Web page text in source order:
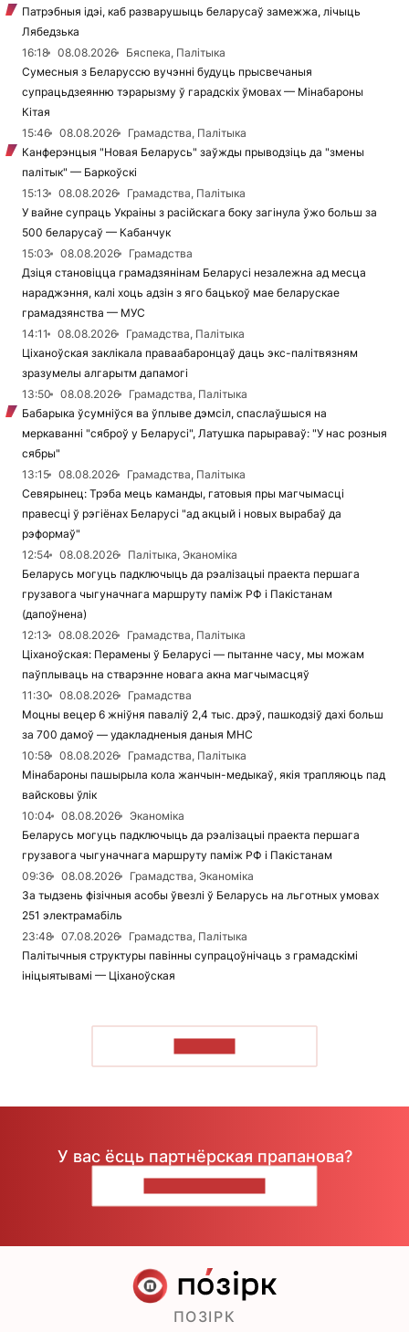
Патрэбныя ідэі, каб разварушыць беларусаў замежжа, лічыць
Лябедзька
16:18
08.08.2026
Бяспека, Палітыка
Сумесныя з Беларуссю вучэнні будуць прысвечаныя
супрацьдзеянню тэрарызму ў гарадскіх ўмовах — Мінабароны
Кітая
15:46
08.08.2026
Грамадства, Палітыка
Канферэнцыя "Новая Беларусь" заўжды прыводзіць да "змены
палітык" — Баркоўскі
15:13
08.08.2026
Грамадства, Палітыка
У вайне супраць Украіны з расійскага боку загінула ўжо больш за
500 беларусаў — Кабанчук
15:03
08.08.2026
Грамадства
Дзіця становіцца грамадзянінам Беларусі незалежна ад месца
нараджэння, калі хоць адзін з яго бацькоў мае беларускае
грамадзянства — МУС
14:11
08.08.2026
Грамадства, Палітыка
Ціханоўская заклікала праваабаронцаў даць экс-палітвязням
зразумелы алгарытм дапамогі
13:50
08.08.2026
Грамадства, Палітыка
Бабарыка ўсумніўся ва ўплыве дэмсіл, спаслаўшыся на
меркаванні "сяброў у Беларусі", Латушка парыраваў: "У нас розныя
сябры"
13:15
08.08.2026
Грамадства, Палітыка
Севярынец: Трэба мець каманды, гатовыя пры магчымасці
правесці ў рэгіёнах Беларусі "ад акцый і новых вырабаў да
рэформаў"
12:54
08.08.2026
Палітыка, Эканоміка
Беларусь могуць падключыць да рэалізацыі праекта першага
грузавога чыгуначнага маршруту паміж РФ і Пакістанам
(дапоўнена)
12:13
08.08.2026
Грамадства, Палітыка
Ціханоўская: Перамены ў Беларусі — пытанне часу, мы можам
паўплываць на стварэнне новага акна магчымасцяў
11:30
08.08.2026
Грамадства
Моцны вецер 6 жніўня паваліў 2,4 тыс. дрэў, пашкодзіў дахі больш
за 700 дамоў — удакладненыя даныя МНС
10:58
08.08.2026
Грамадства, Палітыка
Мінабароны пашырыла кола жанчын-медыкаў, якія трапляюць пад
вайсковы ўлік
10:04
08.08.2026
Эканоміка
Беларусь могуць падключыць да рэалізацыі праекта першага
грузавога чыгуначнага маршруту паміж РФ і Пакістанам
09:36
08.08.2026
Грамадства, Эканоміка
За тыдзень фізічныя асобы ўвезлі ў Беларусь на льготных умовах
251 электрамабіль
23:48
07.08.2026
Грамадства, Палітыка
Палітычныя структуры павінны супрацоўнічаць з грамадскімі
ініцыятывамі — Ціханоўская
У вас ёсць партнёрская прапанова?
ПОЗІРК